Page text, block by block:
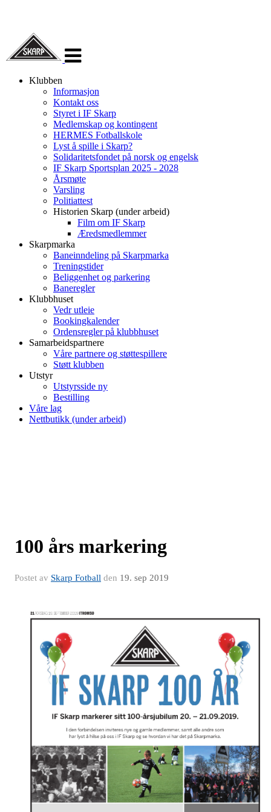
navigasjon
Klubben
Informasjon
Kontakt oss
Styret i IF Skarp
Medlemskap og kontingent
HERMES Fotballskole
Lyst å spille i Skarp?
Solidaritetsfondet på norsk og engelsk
IF Skarp Sportsplan 2025 - 2028
Årsmøte
Varsling
Politiattest
Historien Skarp (under arbeid)
Film om IF Skarp
Æredsmedlemmer
Skarpmarka
Baneinndeling på Skarpmarka
Treningstider
Beliggenhet og parkering
Baneregler
Klubbhuset
Vedr utleie
Bookingkalender
Ordensregler på klubbhuset
Samarbeidspartnere
Våre partnere og støttespillere
Støtt klubben
Utstyr
Utstyrsside ny
Bestilling
Våre lag
Nettbutikk (under arbeid)
100 års markering
Postet av Skarp Fotball den 19. sep 2019